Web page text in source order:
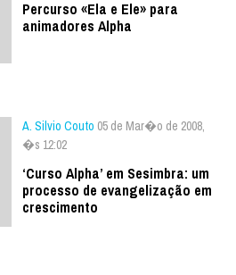
Percurso «Ela e Ele» para
animadores Alpha
A. Silvio Couto 05 de Mar�o de 2008,
�s 12:02
‘Curso Alpha’ em Sesimbra: um
processo de evangelização em
crescimento